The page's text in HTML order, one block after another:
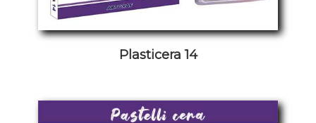
Plasticera 14